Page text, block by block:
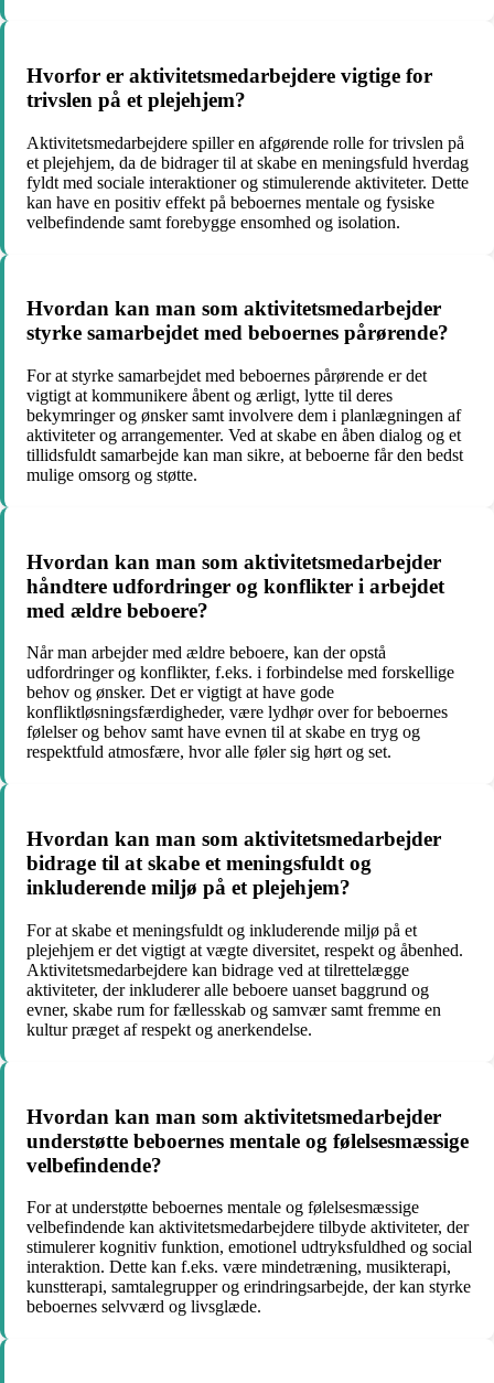
Hvorfor er aktivitetsmedarbejdere vigtige for
trivslen på et plejehjem?
Aktivitetsmedarbejdere spiller en afgørende rolle for trivslen på
et plejehjem, da de bidrager til at skabe en meningsfuld hverdag
fyldt med sociale interaktioner og stimulerende aktiviteter. Dette
kan have en positiv effekt på beboernes mentale og fysiske
velbefindende samt forebygge ensomhed og isolation.
Hvordan kan man som aktivitetsmedarbejder
styrke samarbejdet med beboernes pårørende?
For at styrke samarbejdet med beboernes pårørende er det
vigtigt at kommunikere åbent og ærligt, lytte til deres
bekymringer og ønsker samt involvere dem i planlægningen af
aktiviteter og arrangementer. Ved at skabe en åben dialog og et
tillidsfuldt samarbejde kan man sikre, at beboerne får den bedst
mulige omsorg og støtte.
Hvordan kan man som aktivitetsmedarbejder
håndtere udfordringer og konflikter i arbejdet
med ældre beboere?
Når man arbejder med ældre beboere, kan der opstå
udfordringer og konflikter, f.eks. i forbindelse med forskellige
behov og ønsker. Det er vigtigt at have gode
konfliktløsningsfærdigheder, være lydhør over for beboernes
følelser og behov samt have evnen til at skabe en tryg og
respektfuld atmosfære, hvor alle føler sig hørt og set.
Hvordan kan man som aktivitetsmedarbejder
bidrage til at skabe et meningsfuldt og
inkluderende miljø på et plejehjem?
For at skabe et meningsfuldt og inkluderende miljø på et
plejehjem er det vigtigt at vægte diversitet, respekt og åbenhed.
Aktivitetsmedarbejdere kan bidrage ved at tilrettelægge
aktiviteter, der inkluderer alle beboere uanset baggrund og
evner, skabe rum for fællesskab og samvær samt fremme en
kultur præget af respekt og anerkendelse.
Hvordan kan man som aktivitetsmedarbejder
understøtte beboernes mentale og følelsesmæssige
velbefindende?
For at understøtte beboernes mentale og følelsesmæssige
velbefindende kan aktivitetsmedarbejdere tilbyde aktiviteter, der
stimulerer kognitiv funktion, emotionel udtryksfuldhed og social
interaktion. Dette kan f.eks. være mindetræning, musikterapi,
kunstterapi, samtalegrupper og erindringsarbejde, der kan styrke
beboernes selvværd og livsglæde.